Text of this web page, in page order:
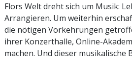
Flors Welt dreht sich um Musik:
Arrangieren. Um weiterhin
die nötigen Vorkehrungen
ihrer Konzerthalle, Online-
machen. Und dieser musikalische